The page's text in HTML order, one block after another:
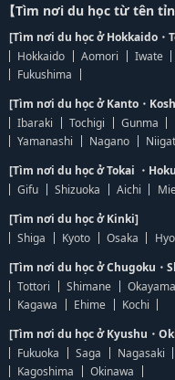
【Tìm nơi du học từ tên
[Tìm nơi du học ở Hokkaido・
Hokkaido
Aomori Iwate
Fukushima
[Tìm nơi du học ở Kanto・
Ibaraki
Tochigi Gunma
Yamanashi
Nagano
[Tìm nơi du học ở Tokai ・
Gifu
Shizuoka Aichi
[Tìm nơi du học ở Kinki]
Shiga
Kyoto Osaka
[Tìm nơi du học ở Chugoku・
Tottori
Shimane Okayama
Kagawa
Ehime
Kochi
[Tìm nơi du học ở Kyushu・
Fukuoka
Saga Nagasaki
Kagoshima
Okinawa